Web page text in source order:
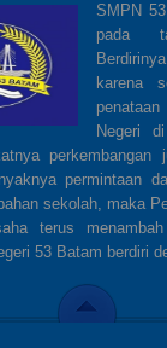
SMPN
pada
karena
Negeri
perkembangan
permintaan
sekolah, maka
terus
53 Batam berdiri